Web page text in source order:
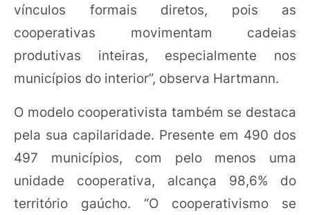
vínculos formais diretos, pois as
cooperativas movimentam cadeias
produtivas inteiras, especialmente nos
municípios do interior”, observa Hartmann.
O modelo cooperativista também se destaca
pela sua capilaridade. Presente em 490 dos
497 municípios, com pelo menos uma
unidade cooperativa, alcança 98,6% do
território gaúcho. “O cooperativismo se